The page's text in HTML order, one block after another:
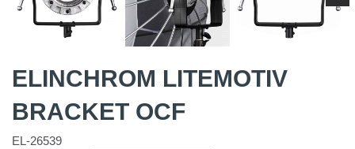
ELINCHROM LITEMOTIV
BRACKET OCF
EL-26539